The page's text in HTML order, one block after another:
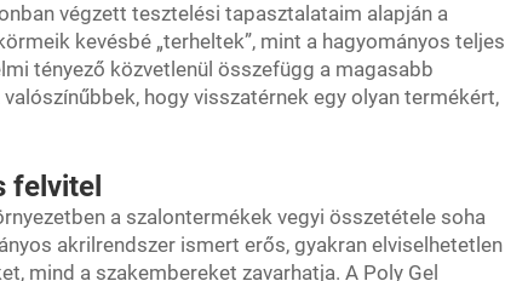
végzett tesztelési tapasztalataim alapján a
kevésbé „terheltek”, mint a hagyományos teljes
tényező közvetlenül összefügg a magasabb
hogy visszatérnek egy olyan termékért,
felvitel
a szalontermékek vegyi összetétele soha
akrilrendszer ismert erős, gyakran elviselhetetlen
mind a szakembereket zavarhatja. A Poly Gel